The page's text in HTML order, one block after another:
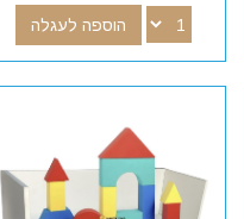
הוספה לעגלה